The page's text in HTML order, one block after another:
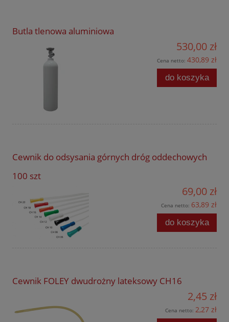
Butla tlenowa aluminiowa
530,00 zł
Cena netto: 430,89 zł
do koszyka
Cewnik do odsysania górnych dróg oddechowych
100 szt
69,00 zł
Cena netto: 63,89 zł
do koszyka
Cewnik FOLEY dwudrożny lateksowy CH16
2,45 zł
Cena netto: 2,27 zł